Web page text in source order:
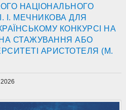
НАЦІОНАЛЬНОГО
І. МЕЧНИКОВА ДЛЯ
КОНКУРСІ НА
СТАЖУВАННЯ АБО
АРИСТОТЕЛЯ (М.